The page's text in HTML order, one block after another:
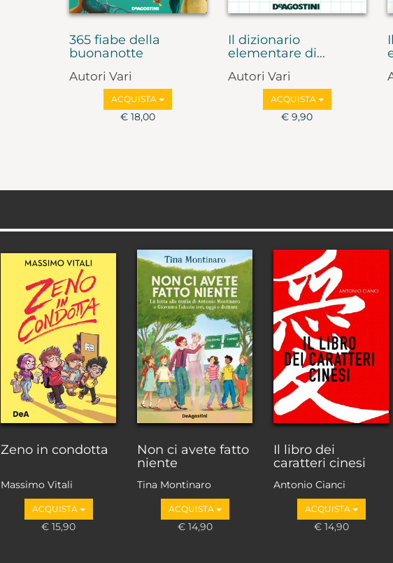
365 fiabe della
buonanotte
Autori Vari
ACQUISTA
€ 18,00
Il dizionario
elementare di...
Autori Vari
ACQUISTA
€ 9,90
Zeno in condotta
Massimo Vitali
ACQUISTA
€ 15,90
Non ci avete fatto
niente
Tina Montinaro
ACQUISTA
€ 14,90
Il libro dei
caratteri cinesi
Antonio Cianci
ACQUISTA
€ 14,90